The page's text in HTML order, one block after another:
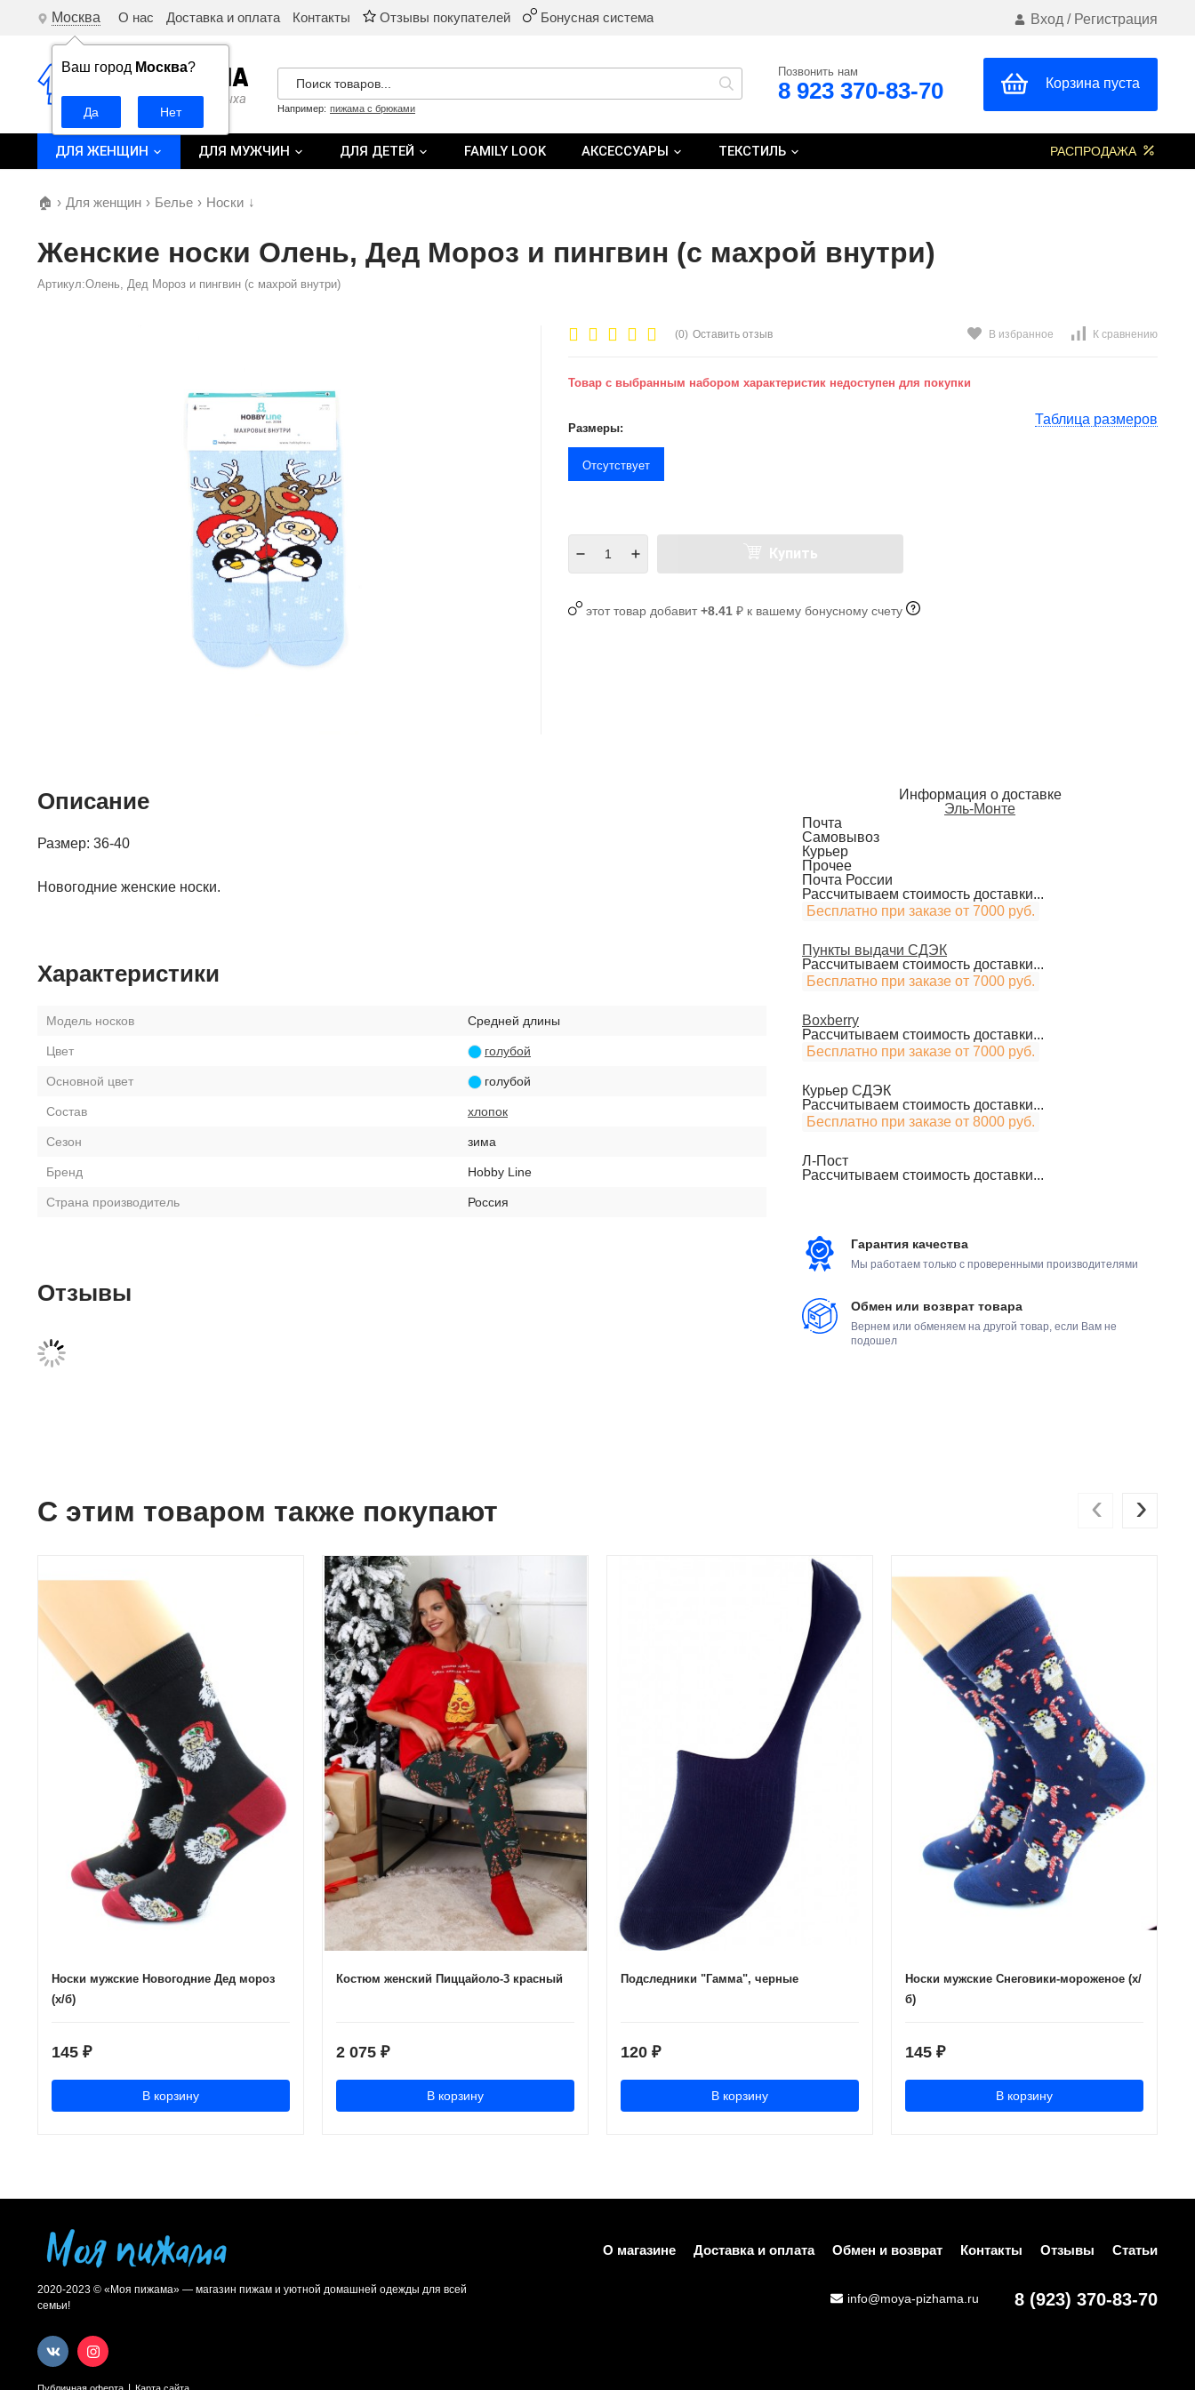
Москва
Ваш город Москва?
О нас Доставка и оплата Контакты Отзывы покупателей Бонусная система Вход / Регистрация
Например: пижама с брюками
Позвонить нам
8 923 370-83-70 Корзина пуста
ДЛЯ ЖЕНЩИН ДЛЯ МУЖЧИН ДЛЯ ДЕТЕЙ FAMILY LOOK АКСЕССУАРЫ ТЕКСТИЛЬ РАСПРОДАЖА
🏠 › Для женщин › Белье › Носки ↓
Женские носки Олень, Дед Мороз и пингвин (с махрой внутри)
Артикул:Олень, Дед Мороз и пингвин (с махрой внутри)
(0) Оставить отзыв В избранное К сравнению
Товар с выбранным набором характеристик недоступен для покупки
Таблица размеров
Размеры:
Отсутствует
Купить
этот товар добавит+8.41 ₽ к вашему бонусному счету
Информация о доставке
Эль-Монте
Почта
Самовывоз
Курьер
Прочее
Почта России
Рассчитываем стоимость доставки...
Бесплатно при заказе от 7000 руб.
Пункты выдачи СДЭК
Рассчитываем стоимость доставки...
Бесплатно при заказе от 7000 руб.
Boxberry
Рассчитываем стоимость доставки...
Бесплатно при заказе от 7000 руб.
Курьер СДЭК
Рассчитываем стоимость доставки...
Бесплатно при заказе от 8000 руб.
Л-Пост
Рассчитываем стоимость доставки...
Гарантия качества
Мы работаем только с проверенными производителями
Обмен или возврат товара
Вернем или обменяем на другой товар, если Вам не
подошел
Описание
Размер: 36-40
Новогодние женские носки.
Характеристики
Модель носков Средней длины
Цвет голубой
Основной цвет голубой
Состав хлопок
Сезон зима
Бренд Hobby Line
Страна производитель Россия
Отзывы
С этим товаром также покупают
Носки мужские Новогодние Дед мороз
(х/б)
145 ₽
В корзину
Костюм женский Пиццайоло-3 красный
2 075 ₽
В корзину
Подследники "Гамма", черные
120 ₽
В корзину
Носки мужские Снеговики-мороженое (х/
б)
145 ₽
В корзину
‹ ›
2020-2023 © «Моя пижама» — магазин пижам и уютной домашней одежды для всей
семьи!
О магазине Доставка и оплата Обмен и возврат Контакты Отзывы Статьи
info@moya-pizhama.ru 8 (923) 370-83-70